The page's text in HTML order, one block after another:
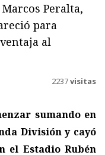
Peralta,
para
al
2237visitas
sumando en
División y cayó
el Estadio Rubén